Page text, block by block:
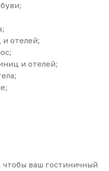
отелей;
и отелей;
чтобы ваш гостиничный